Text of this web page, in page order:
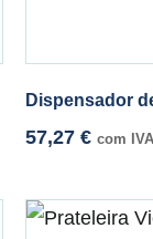
Dispensador
57,27 € com IVA